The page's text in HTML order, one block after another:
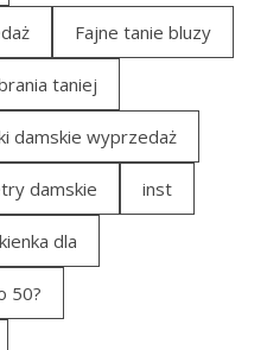
Fajne tanie bluzy
taniej
damskie wyprzedaż
damskie inst
dla
50?